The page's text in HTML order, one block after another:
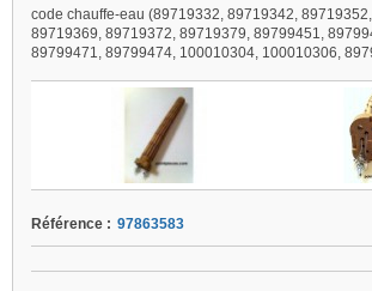
code chauffe-eau (89719332, 89719342,
89719369, 89719372, 89719379, 89799451,
89799471, 89799474, 100010304, 100010306,
Référence : 97863583